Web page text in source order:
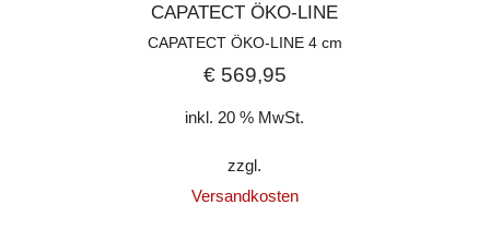
CAPATECT ÖKO-LINE
CAPATECT ÖKO-LINE 4 cm
€569,95
inkl. 20 % MwSt.
zzgl.
Versandkosten